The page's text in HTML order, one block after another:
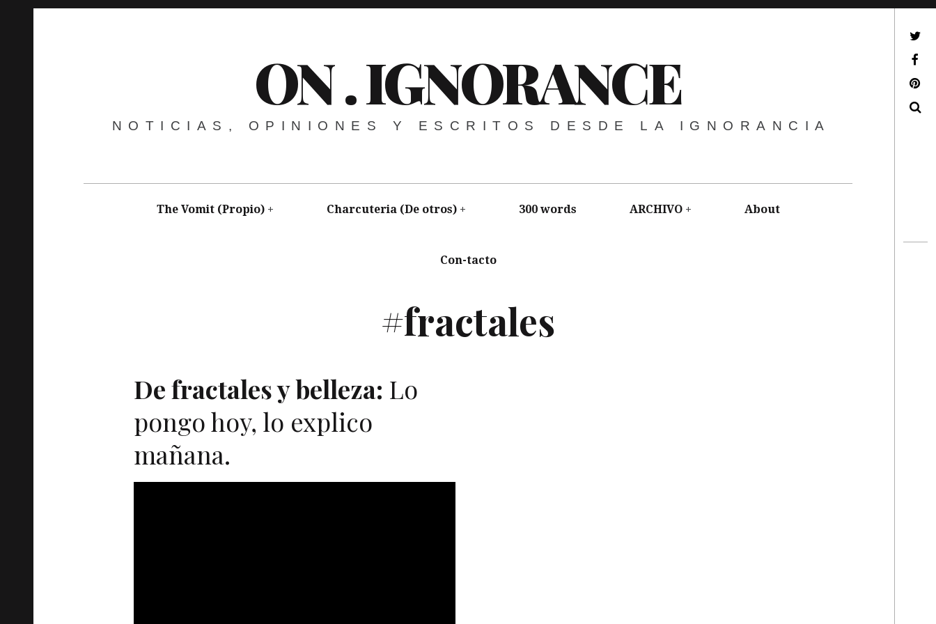
ON . IGNORANCE
NOTICIAS, OPINIONES Y ESCRITOS DESDE LA IGNORANCIA
The Vomit (Propio) Charcuteria (De otros) 300 words ARCHIVO About
Con-tacto
#fractales
De fractales y belleza: Lo
pongo hoy, lo explico
mañana.